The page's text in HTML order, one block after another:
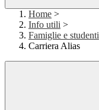
Home >
Info utili >
Famiglie e studenti
Carriera Alias